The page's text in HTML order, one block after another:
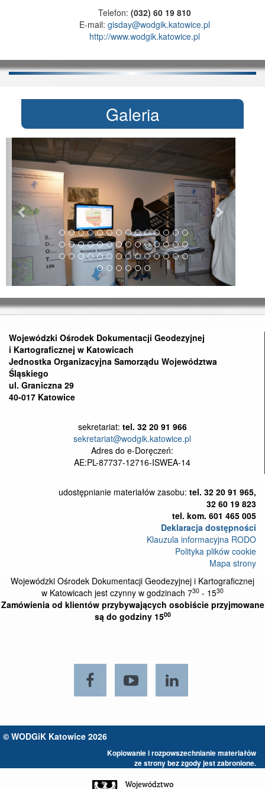
Telefon: (032) 60 19 810
E-mail: gisday@wodgik.katowice.pl
http://www.wodgik.katowice.pl
Galeria
Poprzednie
Wojewódzki Ośrodek Dokumentacji Geodezyjnej
i Kartograficznej w Katowicach
Jednostka Organizacyjna Samorządu Województwa
Śląskiego
ul. Graniczna 29
40-017 Katowice
sekretariat: tel. 32 20 91 966
sekretariat@wodgik.katowice.pl
Adres do e-Doręczeń:
AE:PL-87737-12716-ISWEA-14
udostępnianie materiałów zasobu: tel. 32 20 91 965,
32 60 19 823
tel. kom. 601 465 005
Deklaracja dostępności
Klauzula informacyjna RODO
Polityka plików cookie
Mapa strony
Wojewódzki Ośrodek Dokumentacji Geodezyjnej i Kartograficznej
w Katowicach jest czynny w godzinach 730 - 1530
Zamówienia od klientów przybywających osobiście przyjmowane
są do godziny 1500
Youtube
© WODGiK Katowice 2026
Kopiowanie i rozpowszechnianie materiałów
ze strony bez zgody jest zabronione.